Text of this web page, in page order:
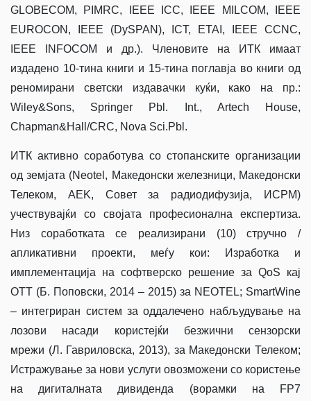
GLOBECOM, PIMRC, IEEE ICC, IEEE MILCOM, IEEE
EUROCON, IEEE (DySPAN), ICT, ETAI, IEEE CCNC,
IEEE INFOCOM и др.). Членовите на ИТК имаат
издадено 10-тина книги и 15-тина поглавја во книги од
реномирани светски издавачки куќи, како на пр.:
Wiley&Sons, Springer Pbl. Int., Artech House,
Chapman&Hall/CRC, Nova Sci.Pbl.
ИТК активно соработува со стопанските организации
од земјата (Neotel, Македонски железници, Македонски
Телеком, AEK, Совет за радиодифузија, ИСРМ)
учествувајќи со својата професионална експертиза.
Низ соработката се реализирани (10) стручно /
апликативни проекти, меѓу кои: Изработка и
имплементација на софтверско решение за QoS кај
ОТТ (Б. Поповски, 2014 – 2015) за NEOTEL; SmartWine
– интегриран систем за оддалечено набљудување на
лозови насади користејќи безжични сензорски
мрежи (Л. Гавриловска, 2013), за Македонски Телеком;
Истражување за нови услуги овозможени со користење
на дигиталната дивиденда (ворамки на FP7